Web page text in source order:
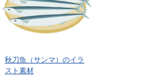
秋刀魚（サンマ）のイラ
スト素材